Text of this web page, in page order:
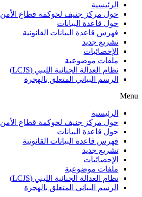
الرئيسية
حول مركز جنيف لحوكمة قطاع الأمن
حول قاعدة البيانات
فهرس قاعدة البيانات القانونية
تشريع جديد
الإحصائيات
ملفات موضوعية
نظام العدالة الجنائية الليبي (LCJS)
الرسم البياني المتعلق بالهجرة
Menu
الرئيسية
حول مركز جنيف لحوكمة قطاع الأمن
حول قاعدة البيانات
فهرس قاعدة البيانات القانونية
تشريع جديد
الإحصائيات
ملفات موضوعية
نظام العدالة الجنائية الليبي (LCJS)
الرسم البياني المتعلق بالهجرة